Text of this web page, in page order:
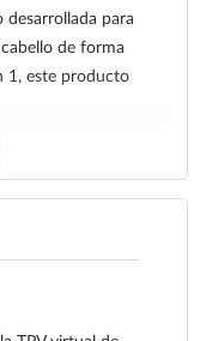
desarrollada para
de forma
1, este producto
cabellos
un escudo
secadora o